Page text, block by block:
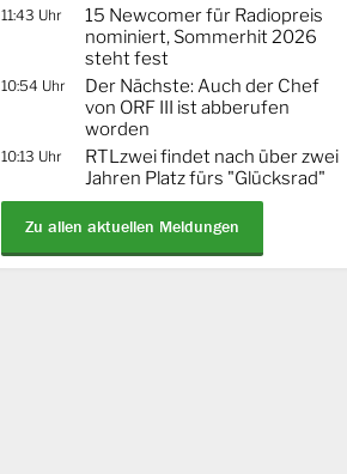
11:43 Uhr
15 Newcomer für Radiopreis
nominiert, Sommerhit 2026
steht fest
10:54 Uhr
Der Nächste: Auch der Chef
von ORF III ist abberufen
worden
10:13 Uhr
RTLzwei findet nach über zwei
Jahren Platz fürs "Glücksrad"
Zu allen aktuellen Meldungen